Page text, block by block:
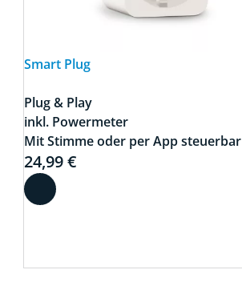
Smart Plug
Plug & Play
inkl. Powermeter
Mit Stimme oder per App steuerbar
24,99 €